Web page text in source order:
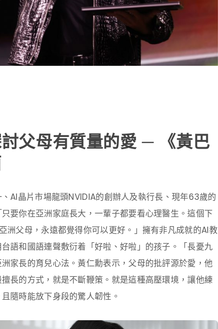
父母有質量的愛 ─ 《黃巴
AI晶片市場龍頭NVIDIA的創辦人及執行長、現年63歲的
要你在亞洲家庭長大，一輩子都要看心理醫生。這個下
父母，永遠都覺得你可以更好。」擁有非凡成就的AI教
語和國語連聲敷衍着「好啦、好啦」的孩子。「長憂九
家長的育兒心法。黃仁勳表示，父母的批評源於愛，他
長的方式，就是不斷鞭策。就是這種高壓環境，讓他練
隨時能放下身段的驚人韌性。